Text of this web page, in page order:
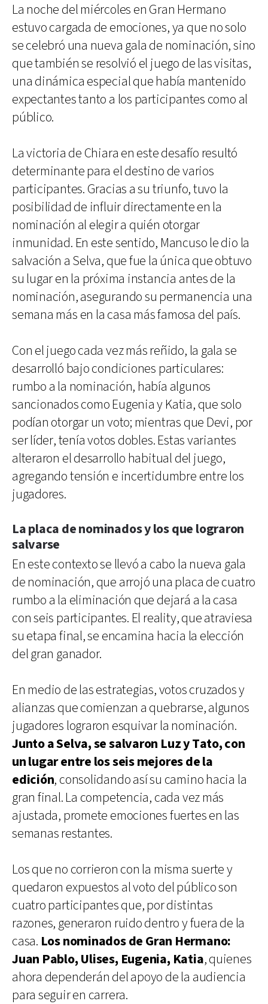
La noche del miércoles en Gran Hermano
estuvo cargada de emociones, ya que no solo
se celebró una nueva gala de nominación, sino
que también se resolvió el juego de las visitas,
una dinámica especial que había mantenido
expectantes tanto a los participantes como al
público.
La victoria de Chiara en este desafío resultó
determinante para el destino de varios
participantes. Gracias a su triunfo, tuvo la
posibilidad de influir directamente en la
nominación al elegir a quién otorgar
inmunidad. En este sentido, Mancuso le dio la
salvación a Selva, que fue la única que obtuvo
su lugar en la próxima instancia antes de la
nominación, asegurando su permanencia una
semana más en la casa más famosa del país.
Con el juego cada vez más reñido, la gala se
desarrolló bajo condiciones particulares:
rumbo a la nominación, había algunos
sancionados como Eugenia y Katia, que solo
podían otorgar un voto; mientras que Devi, por
ser líder, tenía votos dobles. Estas variantes
alteraron el desarrollo habitual del juego,
agregando tensión e incertidumbre entre los
jugadores.
La placa de nominados y los que lograron
salvarse
En este contexto se llevó a cabo la nueva gala
de nominación, que arrojó una placa de cuatro
rumbo a la eliminación que dejará a la casa
con seis participantes. El reality, que atraviesa
su etapa final, se encamina hacia la elección
del gran ganador.
En medio de las estrategias, votos cruzados y
alianzas que comienzan a quebrarse, algunos
jugadores lograron esquivar la nominación.
Junto a Selva, se salvaron Luz y Tato, con
un lugar entre los seis mejores de la
edición, consolidando así su camino hacia la
gran final. La competencia, cada vez más
ajustada, promete emociones fuertes en las
semanas restantes.
Los que no corrieron con la misma suerte y
quedaron expuestos al voto del público son
cuatro participantes que, por distintas
razones, generaron ruido dentro y fuera de la
casa. Los nominados de Gran Hermano:
Juan Pablo, Ulises, Eugenia, Katia, quienes
ahora dependerán del apoyo de la audiencia
para seguir en carrera.